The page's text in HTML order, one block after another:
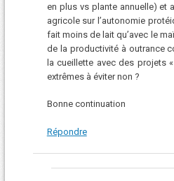
en plus vs plante annuelle) et
agricole sur l’autonomie
fait moins de lait qu’avec le
de la productivité à outrance
la cueillette avec des projets
extrêmes à éviter non ?
Bonne continuation
Répondre